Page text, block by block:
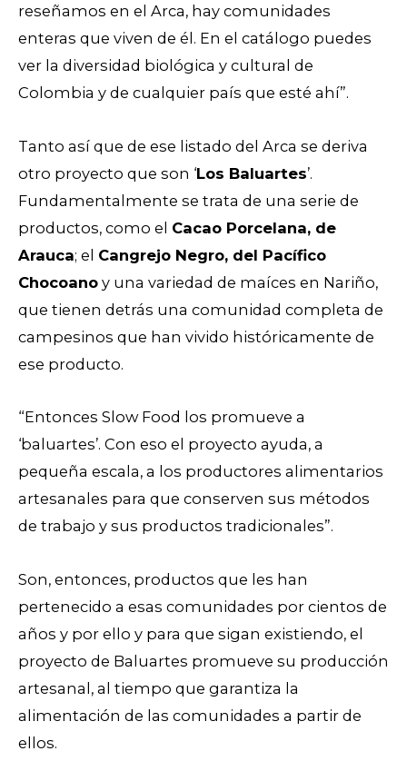
reseñamos en el Arca, hay comunidades
enteras que viven de él. En el catálogo puedes
ver la diversidad biológica y cultural de
Colombia y de cualquier país que esté ahí”.
Tanto así que de ese listado del Arca se deriva
otro proyecto que son ‘Los Baluartes’.
Fundamentalmente se trata de una serie de
productos, como el Cacao Porcelana, de
Arauca; el Cangrejo Negro, del Pacífico
Chocoano y una variedad de maíces en Nariño,
que tienen detrás una comunidad completa de
campesinos que han vivido históricamente de
ese producto.
“Entonces Slow Food los promueve a
‘baluartes’. Con eso el proyecto ayuda, a
pequeña escala, a los productores alimentarios
artesanales para que conserven sus métodos
de trabajo y sus productos tradicionales”.
Son, entonces, productos que les han
pertenecido a esas comunidades por cientos de
años y por ello y para que sigan existiendo, el
proyecto de Baluartes promueve su producción
artesanal, al tiempo que garantiza la
alimentación de las comunidades a partir de
ellos.